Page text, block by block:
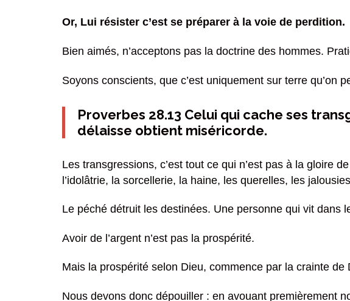
Or, Lui résister c’est se préparer à la voie de perdition.
Bien aimés, n’acceptons pas la doctrine des hommes.
Soyons conscients, que c’est uniquement sur terre qu’on
Proverbes 28.13 Celui qui cache ses
délaisse obtient miséricorde.
Les transgressions, c’est tout ce qui n’est pas à la gloire
l’idolâtrie, la sorcellerie, la haine, les querelles, les
Le péché détruit les destinées. Une personne qui vit dans
Avoir de l’argent n’est pas la prospérité.
Mais la prospérité selon Dieu, commence par la crainte
Nous devons donc dépouiller : en avouant premièrement